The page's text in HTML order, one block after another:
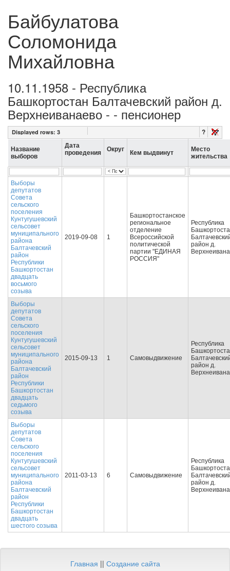
Байбулатова
Соломонида
Михайловна
10.11.1958 - Республика
Башкортостан Балтачевский район д.
Верхнеиванаево - - пенсионер
Displayed rows: 3 ?
Название
выборов
Дата
проведения
Округ Кем выдвинут
Место
жительства
Выборы
депутатов
Совета
сельского
поселения
Кунтугушевский
сельсовет
муниципального
района
Балтачевский
район
Республики
Башкортостан
двадцать
восьмого
созыва
2019-09-08 1
Башкортостанское
региональное
отделение
Всероссийской
политической
партии "ЕДИНАЯ
РОССИЯ"
Республика
район д.
Выборы
депутатов
Совета
сельского
поселения
Кунтугушевский
сельсовет
муниципального
района
Балтачевский
район
Республики
Башкортостан
двадцать
седьмого
созыва
2015-09-13 1 Самовыдвижение
Республика
район д.
Выборы
депутатов
Совета
сельского
поселения
Кунтугушевский
сельсовет
муниципального
района
Балтачевский
район
Республики
Башкортостан
двадцать
шестого созыва
2011-03-13 6 Самовыдвижение
Республика
район д.
Главная || Создание сайта